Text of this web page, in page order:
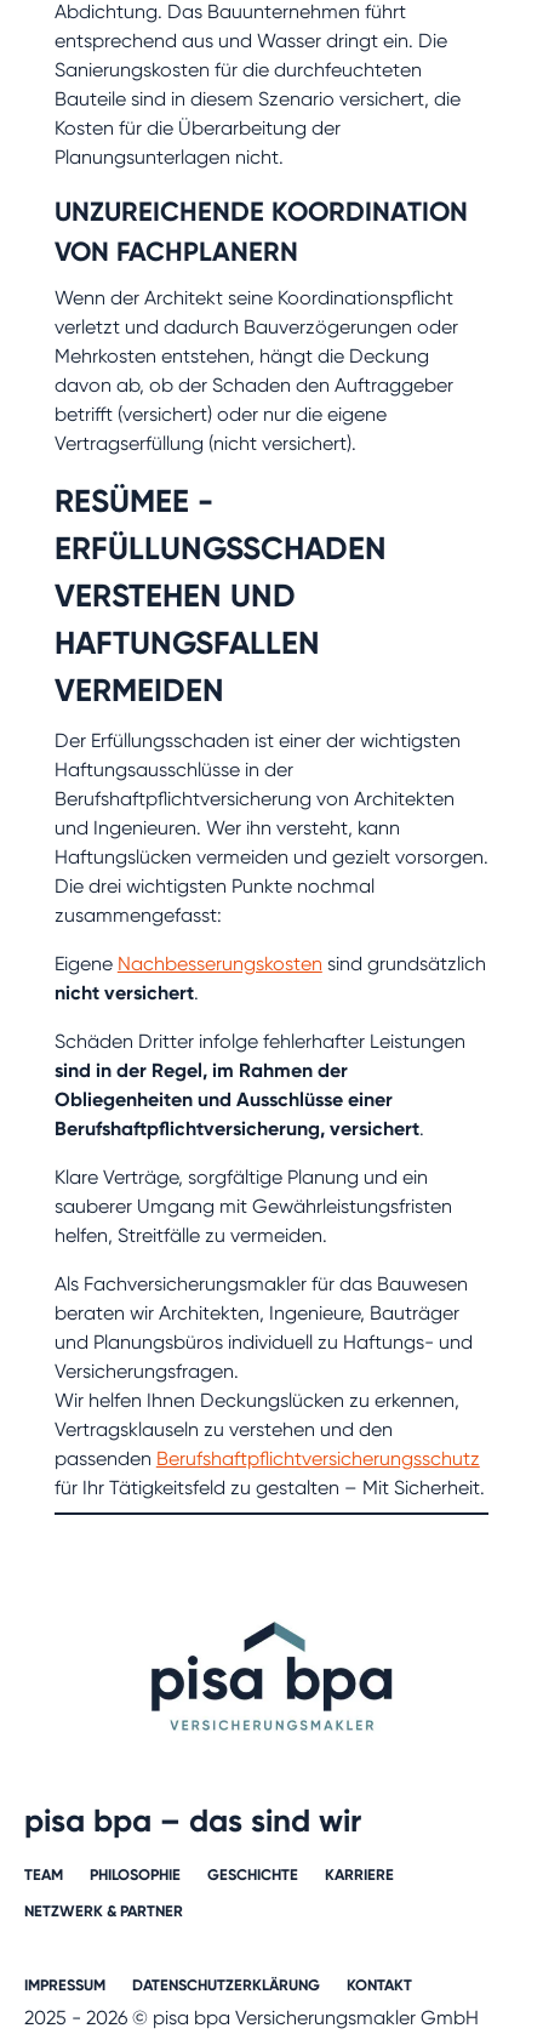
Abdichtung. Das Bauunternehmen führt
entsprechend aus und Wasser dringt ein. Die
Sanierungskosten für die durchfeuchteten
Bauteile sind in diesem Szenario versichert, die
Kosten für die Überarbeitung der
Planungsunterlagen nicht.
UNZUREICHENDE KOORDINATION
VON FACHPLANERN
Wenn der Architekt seine Koordinationspflicht
verletzt und dadurch Bauverzögerungen oder
Mehrkosten entstehen, hängt die Deckung
davon ab, ob der Schaden den Auftraggeber
betrifft (versichert) oder nur die eigene
Vertragserfüllung (nicht versichert).
RESÜMEE -
ERFÜLLUNGSSCHADEN
VERSTEHEN UND
HAFTUNGSFALLEN
VERMEIDEN
Der Erfüllungsschaden ist einer der wichtigsten
Haftungsausschlüsse in der
Berufshaftpflichtversicherung von Architekten
und Ingenieuren. Wer ihn versteht, kann
Haftungslücken vermeiden und gezielt vorsorgen.
Die drei wichtigsten Punkte nochmal
zusammengefasst:
Eigene Nachbesserungskosten sind grundsätzlich
nicht versichert.
Schäden Dritter infolge fehlerhafter Leistungen
sind in der Regel, im Rahmen der
Obliegenheiten und Ausschlüsse einer
Berufshaftpflichtversicherung, versichert.
Klare Verträge, sorgfältige Planung und ein
sauberer Umgang mit Gewährleistungsfristen
helfen, Streitfälle zu vermeiden.
Als Fachversicherungsmakler für das Bauwesen
beraten wir Architekten, Ingenieure, Bauträger
und Planungsbüros individuell zu Haftungs- und
Versicherungsfragen.
Wir helfen Ihnen Deckungslücken zu erkennen,
Vertragsklauseln zu verstehen und den
passenden Berufshaftpflichtversicherungsschutz
für Ihr Tätigkeitsfeld zu gestalten – Mit Sicherheit.
pisa bpa – das sind wir
TEAM PHILOSOPHIE GESCHICHTE​
KARRIERE​
NETZWERK & PARTNER​
IMPRESSUM DATENSCHUTZERKLÄRUNG KONTAKT
2025 - 2026 © pisa bpa Versicherungsmakler GmbH